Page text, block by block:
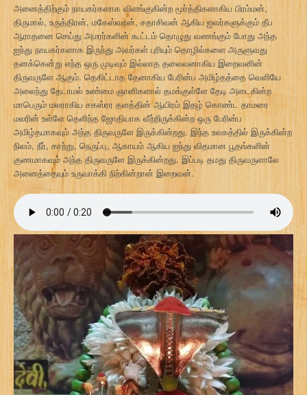
அனைத்திற்கும் நாயகர்களாக விளங்குகின்ற மூர்த்திகளாகிய பிரம்மன்,
திருமால், உருத்திரன், மகேஸ்வரன், சதாசிவன் ஆகிய ஐவர்களுக்கும் தீப
ஆராதனை செய்து அமரர்களின் கூட்டம் தொழுது வணங்கும் போது அந்த
ஐந்து நாயகர்களாக இருந்து அவர்கள் புரியும் தொழில்களை அருளுவது
தனக்கென்று எந்த ஒரு முடிவும் இல்லாத தலைவனாகிய இறைவனின்
திருவருளே ஆகும். தெகிட்டாத தேனாகிய பேரின்ப அமிழ்தத்தை வெளியே
அலைந்து தேடாமல் உண்மை ஞானிகளால் தமக்குள்ளே தேடி அடைகின்ற
மாபெரும் மலராகிய சகஸ்ரர தளத்தின் ஆயிரம் இதழ் கொண்ட தாமரை
மலரின் உள்ளே தெளிந்த ஜோதியாக வீற்றிருக்கின்ற ஒரு பேரின்ப
அமிழ்தமாகவும் அந்த திருவருளே இருக்கின்றது. இந்த உலகத்தில் இருக்கின்ற
நிலம், நீர், காற்று, நெருப்பு, ஆகாயம் ஆகிய ஐந்து விதமான பூதங்களின்
குணமாகவும் அந்த திருவருளே இருக்கின்றது. இப்படி தமது திருவருளாலே
அனைத்தையும் உருவாக்கி நிற்கின்றான் இறைவன்.